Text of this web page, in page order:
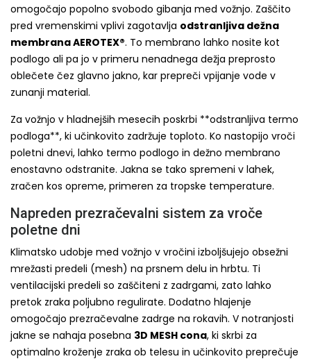
omogočajo popolno svobodo gibanja med vožnjo. Zaščito
pred vremenskimi vplivi zagotavlja odstranljiva dežna
membrana AEROTEX®. To membrano lahko nosite kot
podlogo ali pa jo v primeru nenadnega dežja preprosto
oblečete čez glavno jakno, kar prepreči vpijanje vode v
zunanji material.
Za vožnjo v hladnejših mesecih poskrbi **odstranljiva termo
podloga**, ki učinkovito zadržuje toploto. Ko nastopijo vroči
poletni dnevi, lahko termo podlogo in dežno membrano
enostavno odstranite. Jakna se tako spremeni v lahek,
zračen kos opreme, primeren za tropske temperature.
Napreden prezračevalni sistem za vroče
poletne dni
Klimatsko udobje med vožnjo v vročini izboljšujejo obsežni
mrežasti predeli (mesh) na prsnem delu in hrbtu. Ti
ventilacijski predeli so zaščiteni z zadrgami, zato lahko
pretok zraka poljubno regulirate. Dodatno hlajenje
omogočajo prezračevalne zadrge na rokavih. V notranjosti
jakne se nahaja posebna 3D MESH cona, ki skrbi za
optimalno kroženje zraka ob telesu in učinkovito preprečuje